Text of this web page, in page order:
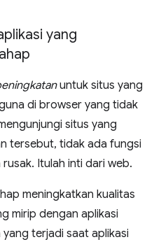
yang
untuk situs yang
di browser yang tidak
situs yang
tersebut, tidak ada fungsi
Itulah inti dari web.
meningkatkan kualitas
mirip dengan aplikasi
terjadi saat aplikasi